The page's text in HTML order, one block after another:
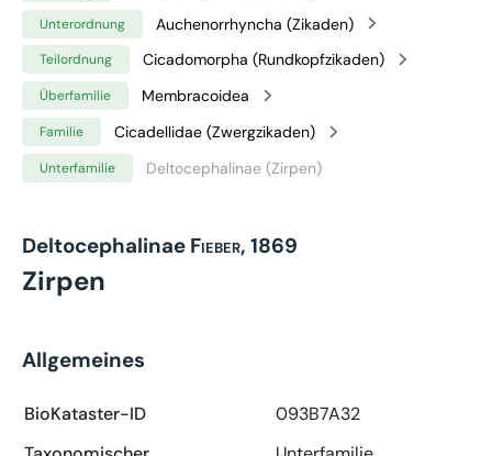
Unterordnung Auchenorrhyncha (Zikaden)
Teilordnung Cicadomorpha (Rundkopfzikaden)
Überfamilie Membracoidea
Familie Cicadellidae (Zwergzikaden)
Unterfamilie Deltocephalinae (Zirpen)
Deltocephalinae Fieber, 1869
Zirpen
Allgemeines
BioKataster-ID
093B7A32